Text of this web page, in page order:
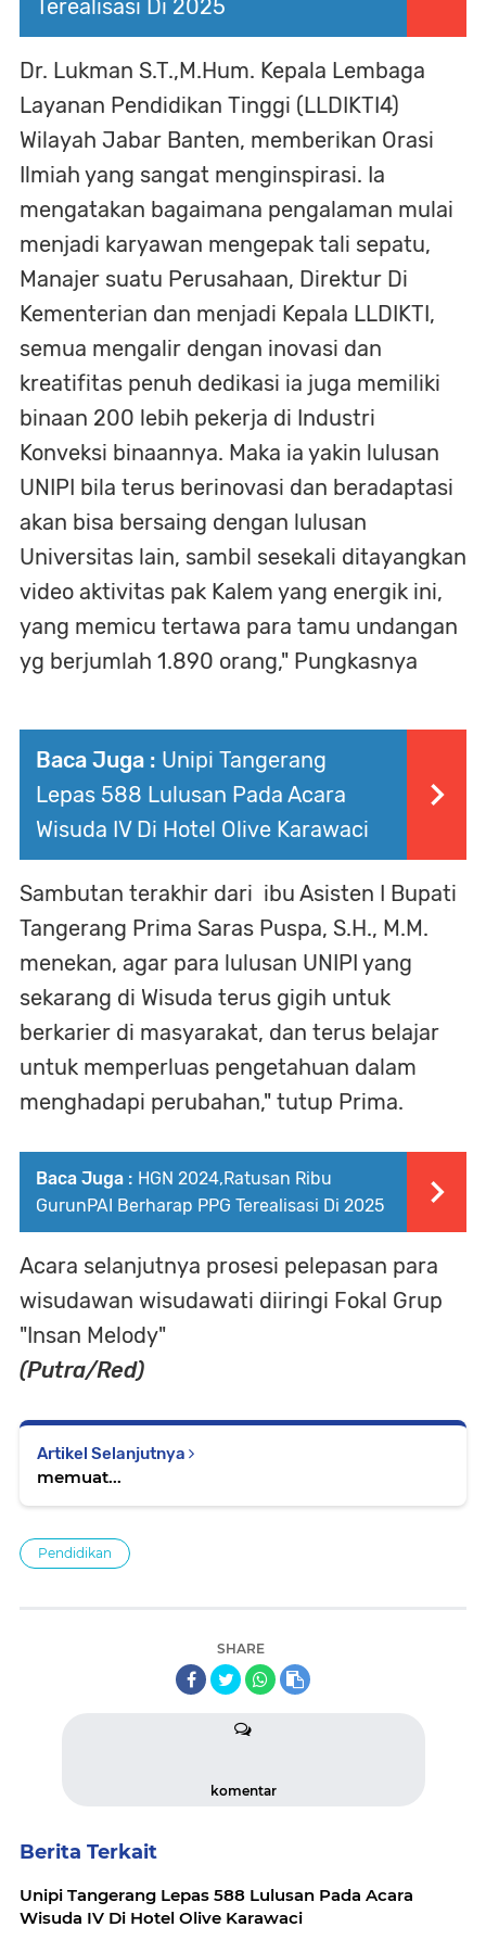
Terealisasi Di 2025
Dr. Lukman S.T.,M.Hum. Kepala Lembaga
Layanan Pendidikan Tinggi (LLDIKTI4)
Wilayah Jabar Banten, memberikan Orasi
Ilmiah yang sangat menginspirasi. Ia
mengatakan bagaimana pengalaman mulai
menjadi karyawan mengepak tali sepatu,
Manajer suatu Perusahaan, Direktur Di
Kementerian dan menjadi Kepala LLDIKTI,
semua mengalir dengan inovasi dan
kreatifitas penuh dedikasi ia juga memiliki
binaan 200 lebih pekerja di Industri
Konveksi binaannya. Maka ia yakin lulusan
UNIPI bila terus berinovasi dan beradaptasi
akan bisa bersaing dengan lulusan
Universitas lain, sambil sesekali ditayangkan
video aktivitas pak Kalem yang energik ini,
yang memicu tertawa para tamu undangan
yg berjumlah 1.890 orang," Pungkasnya
Baca Juga : Unipi Tangerang
Lepas 588 Lulusan Pada Acara
Wisuda IV Di Hotel Olive Karawaci
Sambutan terakhir dari ibu Asisten I Bupati
Tangerang Prima Saras Puspa, S.H., M.M.
menekan, agar para lulusan UNIPI yang
sekarang di Wisuda terus gigih untuk
berkarier di masyarakat, dan terus belajar
untuk memperluas pengetahuan dalam
menghadapi perubahan," tutup Prima.
Baca Juga : HGN 2024,Ratusan Ribu
GurunPAI Berharap PPG Terealisasi Di 2025
Acara selanjutnya prosesi pelepasan para
wisudawan wisudawati diiringi Fokal Grup
"Insan Melody"
(Putra/Red)
Artikel Selanjutnya
memuat...
Pendidikan
SHARE
komentar
Berita Terkait
Unipi Tangerang Lepas 588 Lulusan Pada Acara
Wisuda IV Di Hotel Olive Karawaci